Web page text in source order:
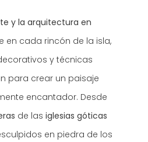
y la arquitectura en
en cada rincón de la isla,
y técnicas
para crear un paisaje
encantador. Desde
de lasiglesias góticas
en piedra de los